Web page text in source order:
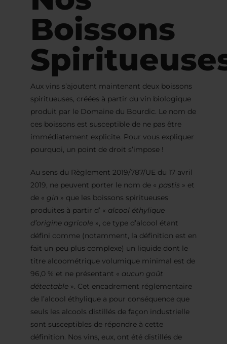
Boissons
Aux vins s’ajoutent maintenant deux boissons
spiritueuses, créées à partir du vin biologique
produit par le Domaine du Bourdic. Le nom de
ces boissons est susceptible de ne pas être
immédiatement explicite. Pour vous expliquer
pourquoi, un point de droit s’impose !
Au sens du Règlement 2019/787/UE du 17 avril
2019, ne peuvent porter le nom de « pastis » et
de « gin » que les boissons spiritueuses
produites à partir d’ « alcool éthylique
d’origine agricole », ce type d’alcool étant
défini comme (notamment, la définition est en
fait un peu plus complexe) un liquide dont le
titre alcoométrique volumique minimal est de
96,0 % et ne présentant « aucun goût
détectable ». Cet encadrement réglementaire
de l’alcool éthylique a pour conséquence que
seuls les alcools distillés de façon industrielle
sont susceptibles de répondre à cette
définition. Nos vins, eux, ont été distillés de